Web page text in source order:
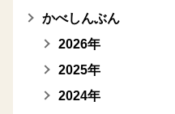
かべしんぶん
2026年
2025年
2024年